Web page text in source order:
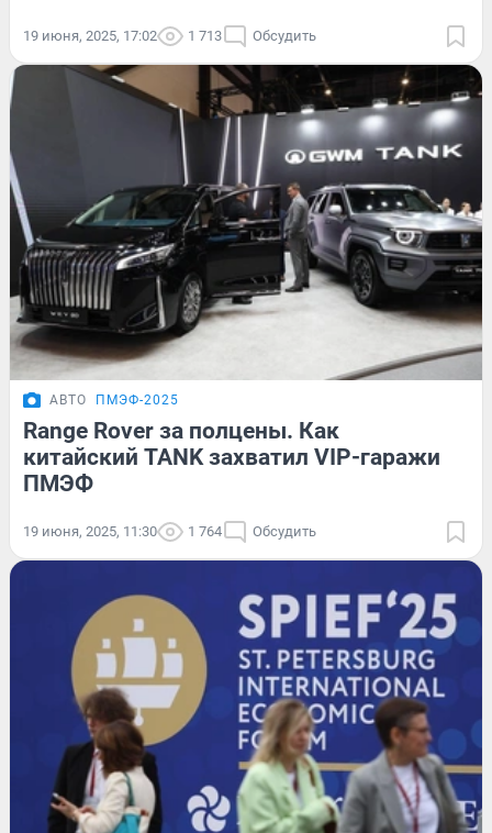
19 июня, 2025, 17:02 1 713 Обсудить
АВТО ПМЭФ-2025
Range Rover за полцены. Как
китайский TANK захватил VIP-гаражи
ПМЭФ
19 июня, 2025, 11:30 1 764 Обсудить